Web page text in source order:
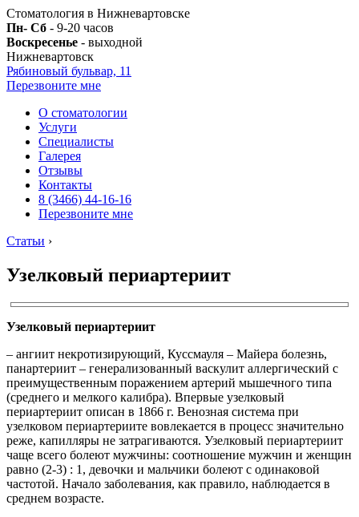
Стоматология в Нижневартовске
Пн- Сб - 9-20 часов
Воскресенье - выходной
Нижневартовск
Рябиновый бульвар, 11
Перезвоните мне
О стоматологии
Услуги
Специалисты
Галерея
Отзывы
Контакты
8 (3466) 44-16-16
Перезвоните мне
Статьи ›
Узелковый периартериит
Узелковый периартериит
– ангиит некротизирующий, Куссмауля – Майера болезнь,
панартериит – генерализованный васкулит аллергический с
преимущественным поражением артерий мышечного типа
(среднего и мелкого калибра). Впервые узелковый
периартериит описан в 1866 г. Венозная система при
узелковом периартериите вовлекается в процесс значительно
реже, капилляры не затрагиваются. Узелковый периартериит
чаще всего болеют мужчины: соотношение мужчин и женщин
равно (2-3) : 1, девочки и мальчики болеют с одинаковой
частотой. Начало заболевания, как правило, наблюдается в
среднем возрасте.